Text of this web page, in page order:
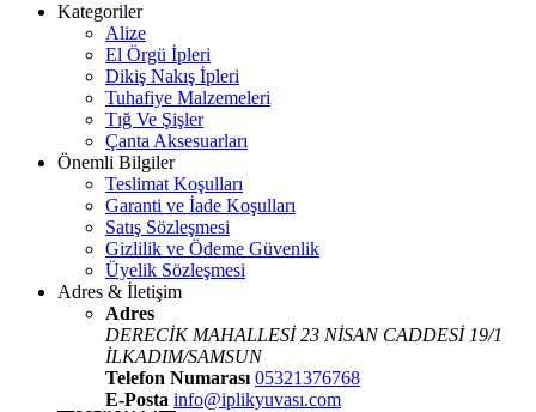
Kategoriler
Alize
El Örgü İpleri
Dikiş Nakış İpleri
Tuhafiye Malzemeleri
Tığ Ve Şişler
Çanta Aksesuarları
Önemli Bilgiler
Teslimat Koşulları
Garanti ve İade Koşulları
Satış Sözleşmesi
Gizlilik ve Ödeme Güvenlik
Üyelik Sözleşmesi
Adres & İletişim
Adres
DERECİK MAHALLESİ 23 NİSAN CADDESİ 19/1
İLKADIM/SAMSUN
Telefon Numarası 05321376768
E-Posta info@iplikyuvası.com